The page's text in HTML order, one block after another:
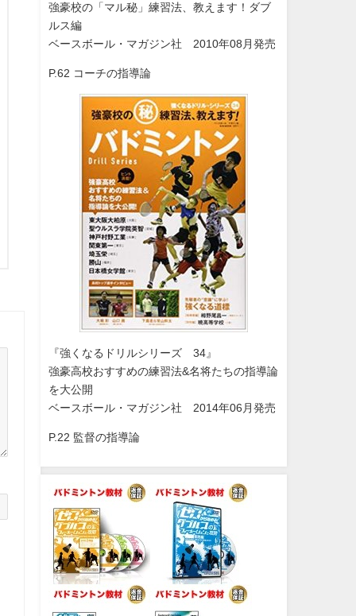
強豪校の「マル秘」練習法、教えます！ダブ
ルス編
ベースボール・マガジン社 2010年08月発売
P.62 コーチの指導論
『強くなるドリルシリーズ 34』
強豪高校おすすめの練習法&名将たちの指導論
を大公開
ベースボール・マガジン社 2014年06月発売
P.22 監督の指導論